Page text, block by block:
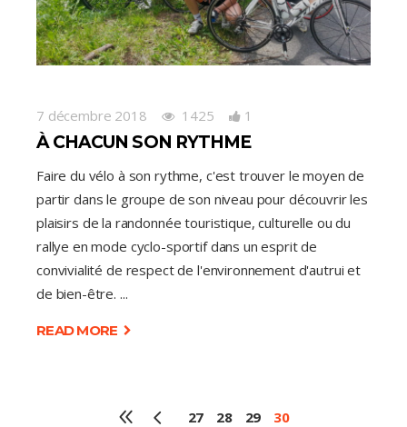
7 décembre 2018 1425 1
À CHACUN SON RYTHME
Faire du vélo à son rythme, c'est trouver le moyen de
partir dans le groupe de son niveau pour découvrir les
plaisirs de la randonnée touristique, culturelle ou du
rallye en mode cyclo-sportif dans un esprit de
convivialité de respect de l'environnement d'autrui et
de bien-être.
READ MORE
27 28 29 30